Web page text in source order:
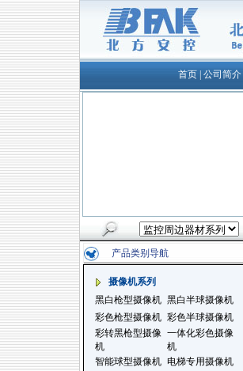
首页| 公司简介|
产品类别导航
摄像机系列
黑白枪型摄像机 黑白半球摄像机
彩色枪型摄像机 彩色半球摄像机
彩转黑枪型摄像
机
一体化彩色摄像
机
智能球型摄像机 电梯专用摄像机